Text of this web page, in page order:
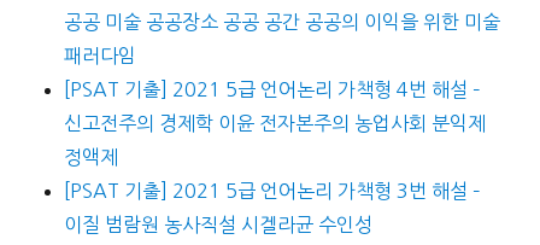
공공 미술 공공장소 공공 공간 공공의 이익을 위한 미술
패러다임
[PSAT 기출] 2021 5급 언어논리 가책형 4번 해설 –
신고전주의 경제학 이윤 전자본주의 농업사회 분익제
정액제
[PSAT 기출] 2021 5급 언어논리 가책형 3번 해설 –
이질 범람원 농사직설 시겔라균 수인성